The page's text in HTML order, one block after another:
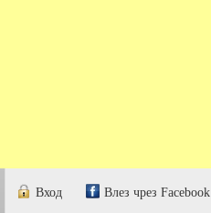
Вход Влез чрез Facebook